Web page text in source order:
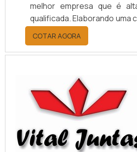
melhor empresa que é
qualificada. Elaborando uma
por meio da
descobrindo a melhor
mercado.MAIS
HIDRÁULICO PARA
TEMPERATURASe alguém
papelão hidráulico
temperatura encontra na
kaelved. Uma empresa
know-how em laudos ...
COTAR AGORA